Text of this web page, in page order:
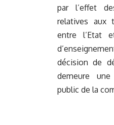
par l’effet
relatives aux
entre l’Etat
décision de
demeure
public de la